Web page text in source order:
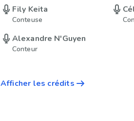
Fily Keita
Conteuse
Alexandre N'Guyen
Conteur
Afficher les crédits